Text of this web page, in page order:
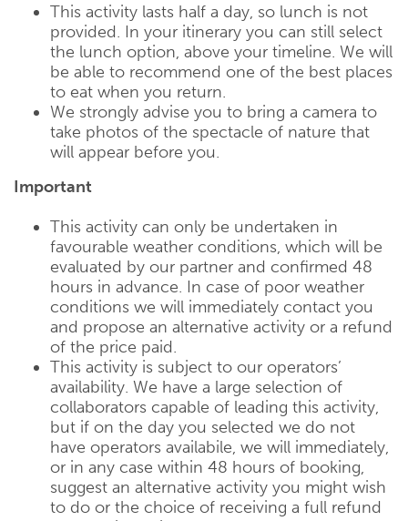
This activity lasts half a day, so lunch is not
provided. In your itinerary you can still select
the lunch option, above your timeline. We will
be able to recommend one of the best places
to eat when you return.
We strongly advise you to bring a camera to
take photos of the spectacle of nature that
will appear before you.
Important
This activity can only be undertaken in
favourable weather conditions, which will be
evaluated by our partner and confirmed 48
hours in advance. In case of poor weather
conditions we will immediately contact you
and propose an alternative activity or a refund
of the price paid.
This activity is subject to our operators’
availability. We have a large selection of
collaborators capable of leading this activity,
but if on the day you selected we do not
have operators availabile, we will immediately,
or in any case within 48 hours of booking,
suggest an alternative activity you might wish
to do or the choice of receiving a full refund